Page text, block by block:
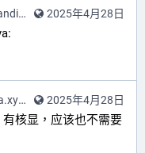
2025年4月28日
2025年4月28日
有核显，应该也不需要